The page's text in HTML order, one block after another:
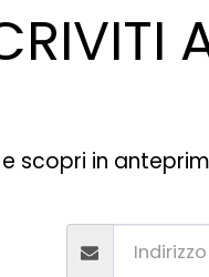
scopri in